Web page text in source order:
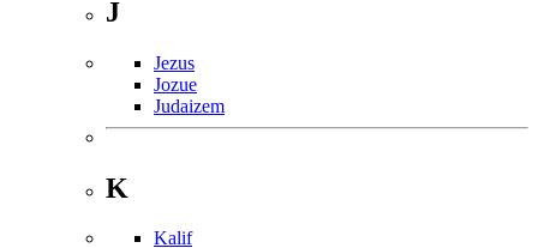
J
Jezus
Jozue
Judaizem
K
Kalif